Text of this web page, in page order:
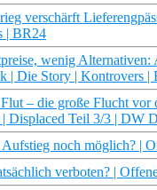
verschärft
| BR24
wenig Alternativen:
| Die Story | Kontrovers |
– die große Flucht vor
Displaced Teil 3/3 | DW
Aufstieg noch möglich? |
verboten? |